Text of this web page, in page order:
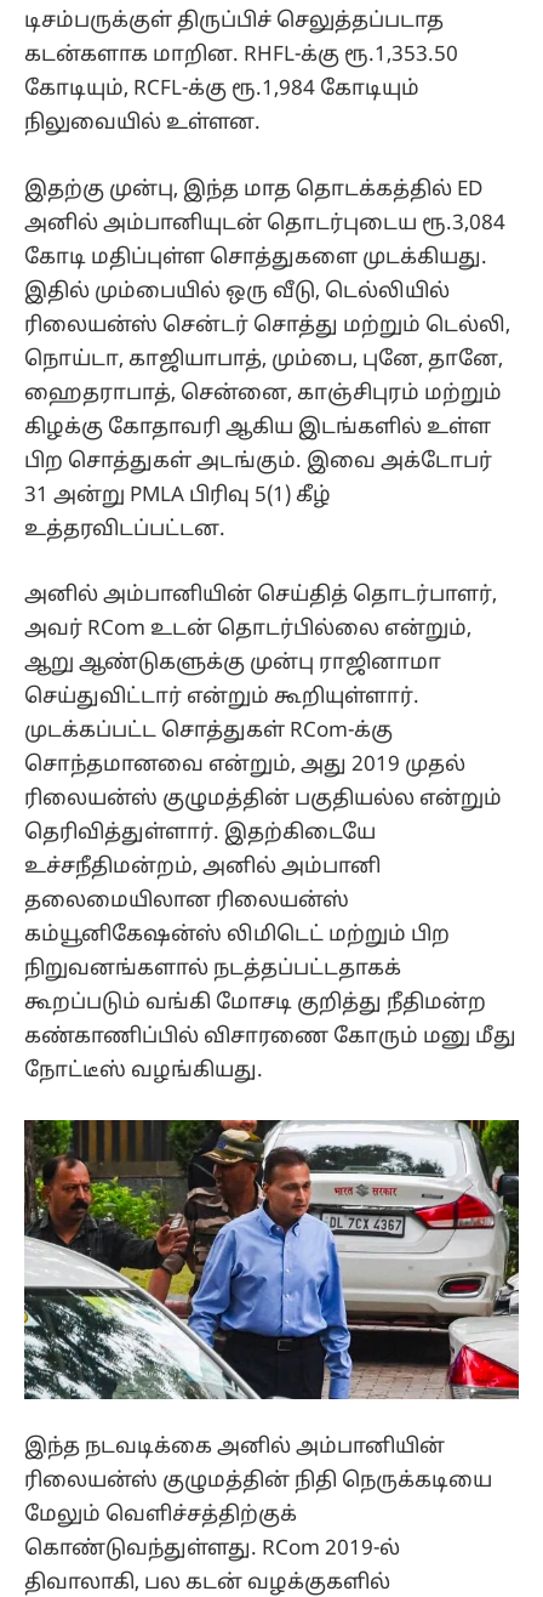
டிசம்பருக்குள் திருப்பிச் செலுத்தப்படாத
கடன்களாக மாறின. RHFL-க்கு ரூ.1,353.50
கோடியும், RCFL-க்கு ரூ.1,984 கோடியும்
நிலுவையில் உள்ளன.
இதற்கு முன்பு, இந்த மாத தொடக்கத்தில் ED
அனில் அம்பானியுடன் தொடர்புடைய ரூ.3,084
கோடி மதிப்புள்ள சொத்துகளை முடக்கியது.
இதில் மும்பையில் ஒரு வீடு, டெல்லியில்
ரிலையன்ஸ் சென்டர் சொத்து மற்றும் டெல்லி,
நொய்டா, காஜியாபாத், மும்பை, புனே, தானே,
ஹைதராபாத், சென்னை, காஞ்சிபுரம் மற்றும்
கிழக்கு கோதாவரி ஆகிய இடங்களில் உள்ள
பிற சொத்துகள் அடங்கும். இவை அக்டோபர்
31 அன்று PMLA பிரிவு 5(1) கீழ்
உத்தரவிடப்பட்டன.
அனில் அம்பானியின் செய்தித் தொடர்பாளர்,
அவர் RCom உடன் தொடர்பில்லை என்றும்,
ஆறு ஆண்டுகளுக்கு முன்பு ராஜினாமா
செய்துவிட்டார் என்றும் கூறியுள்ளார்.
முடக்கப்பட்ட சொத்துகள் RCom-க்கு
சொந்தமானவை என்றும், அது 2019 முதல்
ரிலையன்ஸ் குழுமத்தின் பகுதியல்ல என்றும்
தெரிவித்துள்ளார். இதற்கிடையே
உச்சநீதிமன்றம், அனில் அம்பானி
தலைமையிலான ரிலையன்ஸ்
கம்யூனிகேஷன்ஸ் லிமிடெட் மற்றும் பிற
நிறுவனங்களால் நடத்தப்பட்டதாகக்
கூறப்படும் வங்கி மோசடி குறித்து நீதிமன்ற
கண்காணிப்பில் விசாரணை கோரும் மனு மீது
நோட்டீஸ் வழங்கியது.
இந்த நடவடிக்கை அனில் அம்பானியின்
ரிலையன்ஸ் குழுமத்தின் நிதி நெருக்கடியை
மேலும் வெளிச்சத்திற்குக்
கொண்டுவந்துள்ளது. RCom 2019-ல்
திவாலாகி, பல கடன் வழக்குகளில்